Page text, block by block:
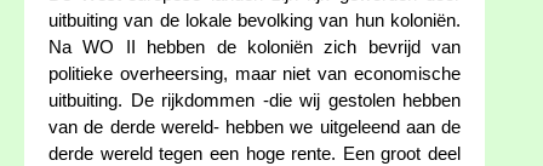
uitbuiting van de lokale bevolking van hun koloniën.
Na WO II hebben de koloniën zich bevrijd van
politieke overheersing, maar niet van economische
uitbuiting. De rijkdommen -die wij gestolen hebben
van de derde wereld- hebben we uitgeleend aan de
derde wereld tegen een hoge rente. Een groot deel